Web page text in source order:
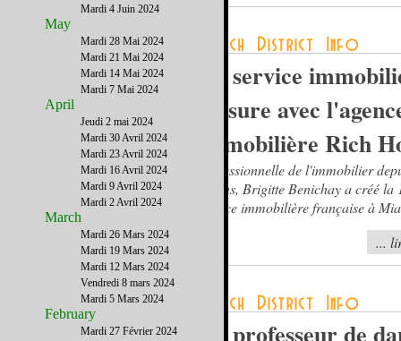
Un service
mesure avec
immobilière Rich
Professionnelle de l'immobilier
20 ans, Brigitte Benichay a créé la
agence immobilière française à
...
Un professeur de
Mardi 4 Juin 2024
May
Mardi 28 Mai 2024
Mardi 21 Mai 2024
Mardi 14 Mai 2024
Mardi 7 Mai 2024
April
Jeudi 2 mai 2024
Mardi 30 Avril 2024
Mardi 23 Avril 2024
Mardi 16 Avril 2024
Mardi 9 Avril 2024
Mardi 2 Avril 2024
March
Mardi 26 Mars 2024
Mardi 19 Mars 2024
Mardi 12 Mars 2024
Vendredi 8 mars 2024
Mardi 5 Mars 2024
February
Mardi 27 Février 2024